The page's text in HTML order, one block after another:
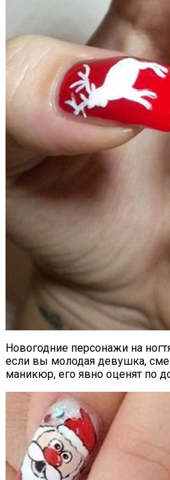
Новогодние персонажи на
если вы молодая девушка,
маникюр, его явно оценят по